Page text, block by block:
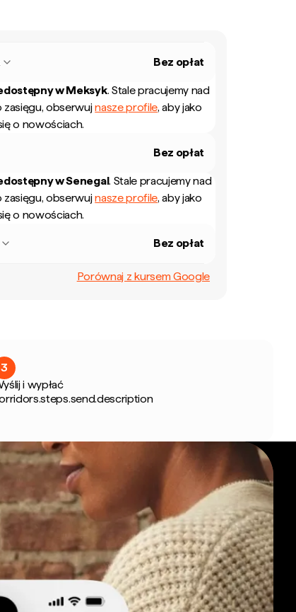
Bez opłat
wMeksyk. Stale pracujemy nad
zasięgu, obserwujnasze profile, aby jako
o nowościach.
Bez opłat
wSenegal. Stale pracujemy nad
zasięgu, obserwujnasze profile, aby jako
o nowościach.
Bez opłat
Porównaj z kursem Google
3
i wypłać